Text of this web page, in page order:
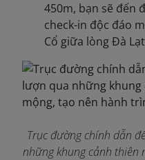
450m, bạn sẽ đến
check-in độc đáo
Cổ giữa lòng Đà
Trục đường chính dẫn
những khung cảnh thiên